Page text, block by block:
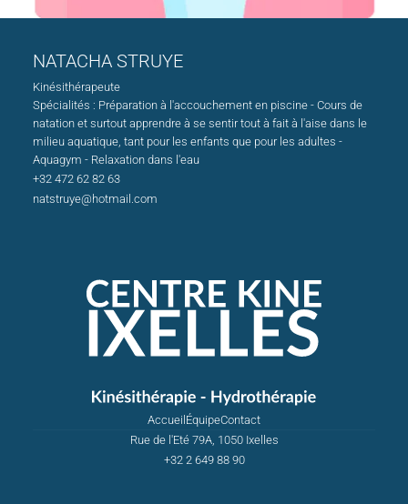
NATACHA STRUYE
Kinésithérapeute
Spécialités : Préparation à l'accouchement en piscine - Cours de
natation et surtout apprendre à se sentir tout à fait à l'aise dans le
milieu aquatique, tant pour les enfants que pour les adultes -
Aquagym - Relaxation dans l'eau
+32 472 62 82 63
natstruye@hotmail.com
Accueil ÉquipeContact
Rue de l'Eté 79A, 1050 Ixelles
+32 2 649 88 90